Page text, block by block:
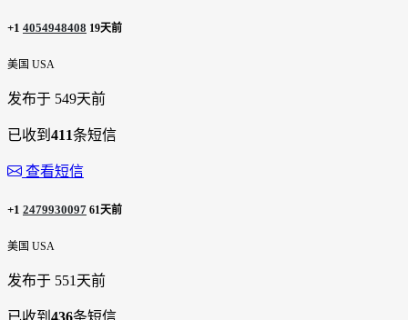
+1 4054948408 19天前
美国 USA
发布于 549天前
已收到 411条短信
查看短信
+1 2479930097 61天前
美国 USA
发布于 551天前